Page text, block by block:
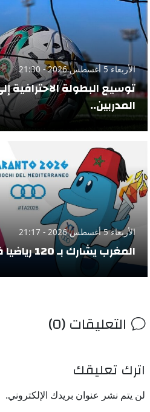
الأربعاء 5 أغسطس 2026 - 21:30
المدربين..
الأربعاء 5 أغسطس 2026 - 21:17
المغرب يشارك بـ 120 رياضيا في ألعاب البحر..
التعليقات (0)
اترك تعليقك
لن يتم نشر عنوان بريدك الإلكتروني.